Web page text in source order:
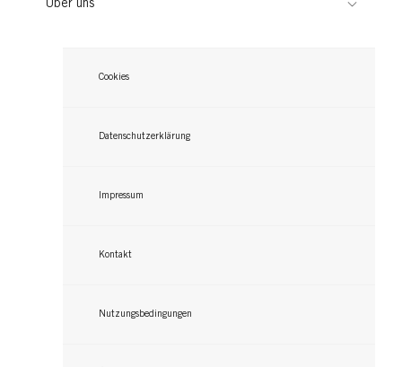
Über uns
Cookies
Datenschutzerklärung
Impressum
Kontakt
Nutzungsbedingungen